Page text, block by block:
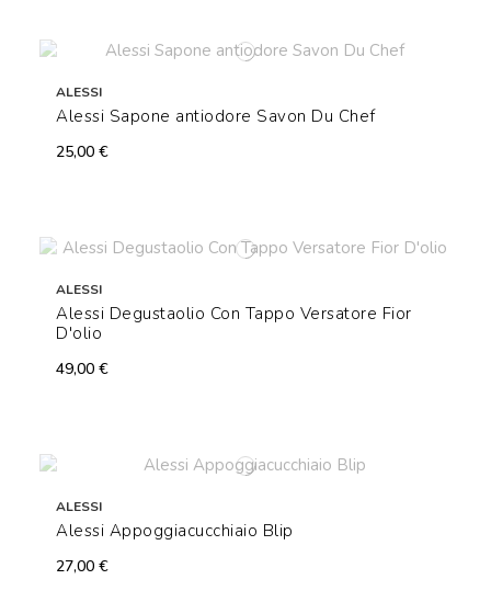
ALESSI
Alessi Sapone antiodore Savon Du Chef
25,00 €
ALESSI
Alessi Degustaolio Con Tappo Versatore Fior
D'olio
49,00 €
ALESSI
Alessi Appoggiacucchiaio Blip
27,00 €